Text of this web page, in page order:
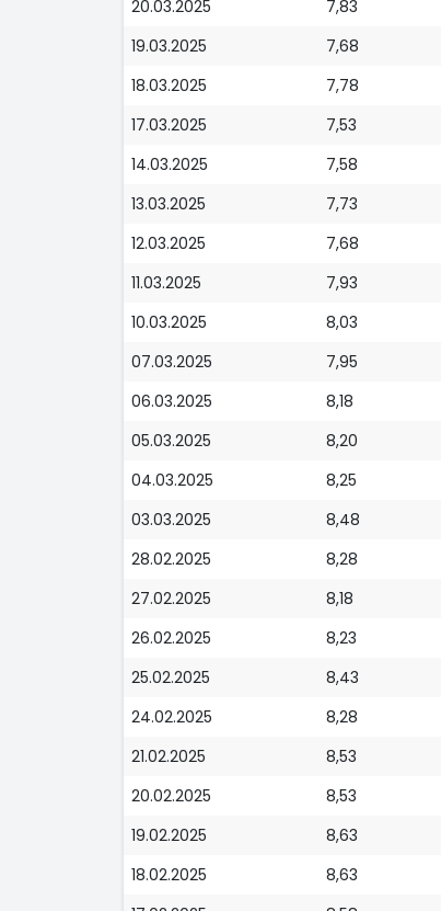
20.03.2025
7,83
19.03.2025
7,68
18.03.2025
7,78
17.03.2025
7,53
14.03.2025
7,58
13.03.2025
7,73
12.03.2025
7,68
11.03.2025
7,93
10.03.2025
8,03
07.03.2025
7,95
06.03.2025
8,18
05.03.2025
8,20
04.03.2025
8,25
03.03.2025
8,48
28.02.2025
8,28
27.02.2025
8,18
26.02.2025
8,23
25.02.2025
8,43
24.02.2025
8,28
21.02.2025
8,53
20.02.2025
8,53
19.02.2025
8,63
18.02.2025
8,63